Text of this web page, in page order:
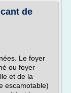
de
Le foyer
ou foyer
et de la
escamotable)